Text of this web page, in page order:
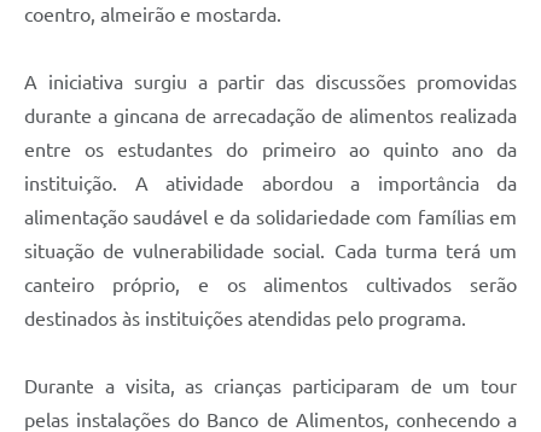
coentro, almeirão e mostarda.
A iniciativa surgiu a partir das discussões promovidas
durante a gincana de arrecadação de alimentos realizada
entre os estudantes do primeiro ao quinto ano da
instituição. A atividade abordou a importância da
alimentação saudável e da solidariedade com famílias em
situação de vulnerabilidade social. Cada turma terá um
canteiro próprio, e os alimentos cultivados serão
destinados às instituições atendidas pelo programa.
Durante a visita, as crianças participaram de um tour
pelas instalações do Banco de Alimentos, conhecendo a